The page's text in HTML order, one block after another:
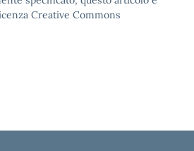
Creative Commons